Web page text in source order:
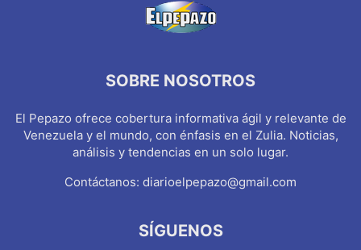
SOBRE NOSOTROS
El Pepazo ofrece cobertura informativa ágil y relevante de
Venezuela y el mundo, con énfasis en el Zulia. Noticias,
análisis y tendencias en un solo lugar.
Contáctanos: diarioelpepazo@gmail.com
SÍGUENOS